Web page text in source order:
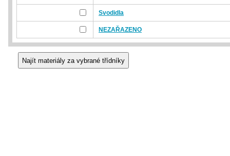
Svodidla
NEZAŘAZENO